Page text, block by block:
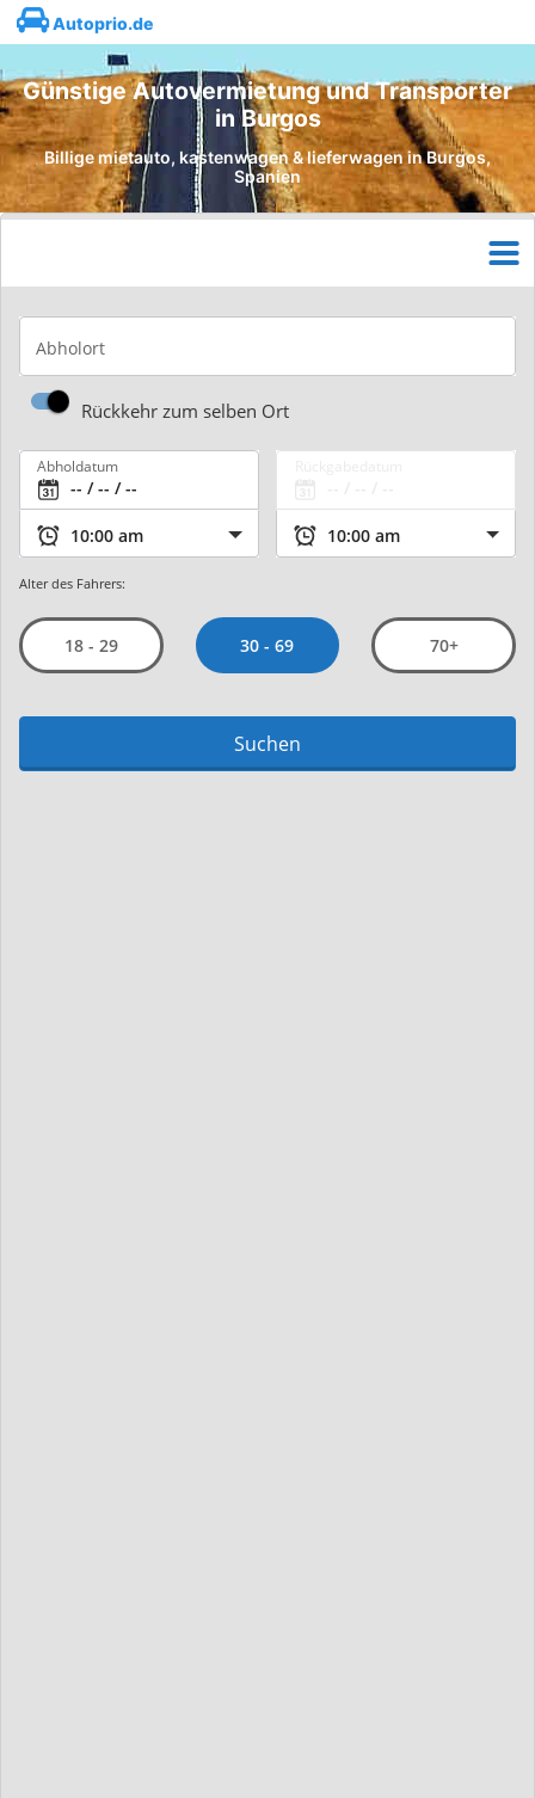
Autoprio.de
Günstige Autovermietung und Transporter
in Burgos
Billige mietauto, kastenwagen & lieferwagen in Burgos,
Spanien
Abholort
Rückkehr zum selben Ort
Abholdatum
Alter des Fahrers:
18 - 29 30 - 69 70+
Suchen